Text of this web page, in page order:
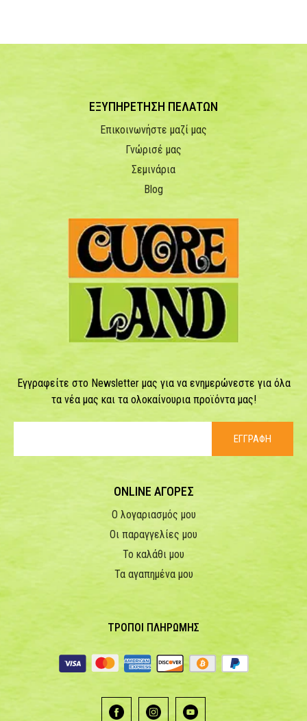
ΕΞΥΠΗΡΕΤΗΣΗ ΠΕΛΑΤΩΝ
Επικοινωνήστε μαζί μας
Γνώρισέ μας
Σεμινάρια
Blog
Εγγραφείτε στο Newsletter μας για να ενημερώνεστε για όλα
τα νέα μας και τα ολοκαίνουρια προϊόντα μας!
ΕΓΓΡΑΦΗ
ONLINE ΑΓΟΡΕΣ
Ο λογαριασμός μου
Οι παραγγελίες μου
Το καλάθι μου
Τα αγαπημένα μου
ΤΡΟΠΟΙ ΠΛΗΡΩΜΗΣ